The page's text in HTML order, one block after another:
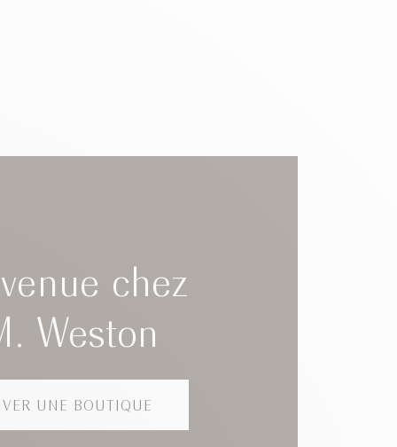
chez
Weston
UNE BOUTIQUE